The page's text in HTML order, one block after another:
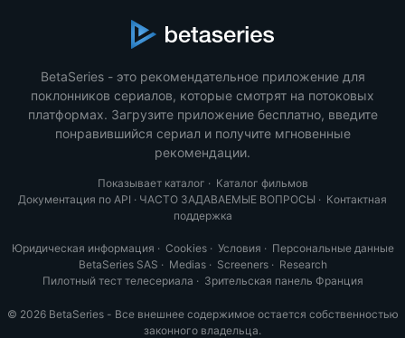
BetaSeries - это рекомендательное приложение для
поклонников сериалов, которые смотрят на потоковых
платформах. Загрузите приложение бесплатно, введите
понравившийся сериал и получите мгновенные
рекомендации.
Показывает каталог · Каталог фильмов
Документация по API · ЧАСТО ЗАДАВАЕМЫЕ ВОПРОСЫ · Контактная
поддержка
Юридическая информация · Cookies· Условия · Персональные данные
BetaSeries SAS · Medias· Screeners· Research
Пилотный тест телесериала · Зрительская панель Франция
© 2026 BetaSeries - Все внешнее содержимое остается собственностью
законного владельца.